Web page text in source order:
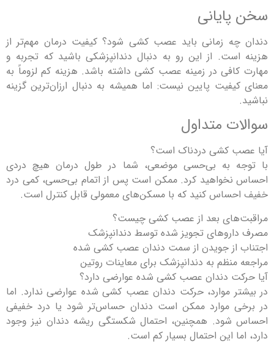
سخن پایانی
دندان چه زمانی باید عصب کشی شود؟ کیفیت درمان مهم‌تر از
هزینه است. از این رو به دنبال دندانپزشکی باشید که تجربه و
مهارت کافی در زمینه عصب کشی داشته باشد. هزینه کم لزوماً به
معنای کیفیت پایین نیست: اما همیشه به دنبال ارزان‌ترین گزینه
نباشید.
سوالات متداول
آیا عصب کشی دردناک است؟
با توجه به بی‌حسی موضعی، شما در طول درمان هیچ دردی
احساس نخواهید کرد. ممکن است پس از اتمام بی‌حسی، کمی درد
خفیف احساس کنید که با مسکن‌های معمولی قابل کنترل است.
مراقبت‌های بعد از عصب کشی چیست؟
مصرف داروهای تجویز شده توسط دندانپزشک
اجتناب از جویدن از سمت دندان عصب کشی شده
مراجعه منظم به دندانپزشک برای معاینات روتین
آیا حرکت دندان عصب کشی شده عوارضی دارد؟
در بیشتر موارد، حرکت دندان عصب کشی شده عوارضی ندارد. اما
در برخی موارد ممکن است دندان حساس‌تر شود یا درد خفیفی
احساس شود. همچنین، احتمال شکستگی ریشه دندان نیز وجود
دارد، اما این احتمال بسیار کم است.